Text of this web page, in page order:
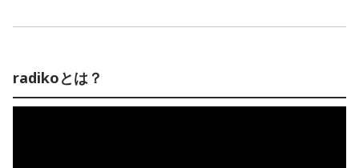
radikoとは？